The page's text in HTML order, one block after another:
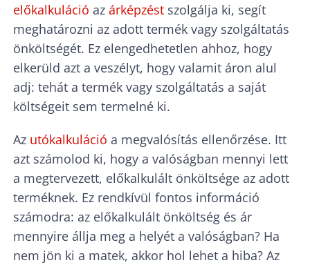
előkalkuláció az árképzést szolgálja ki, segít
meghatározni az adott termék vagy szolgáltatás
önköltségét. Ez elengedhetetlen ahhoz, hogy
elkerüld azt a veszélyt, hogy valamit áron alul
adj: tehát a termék vagy szolgáltatás a saját
költségeit sem termelné ki.
Az utókalkuláció a megvalósítás ellenőrzése. Itt
azt számolod ki, hogy a valóságban mennyi lett
a megtervezett, előkalkulált önköltsége az adott
terméknek. Ez rendkívül fontos információ
számodra: az előkalkulált önköltség és ár
mennyire állja meg a helyét a valóságban? Ha
nem jön ki a matek, akkor hol lehet a hiba? Az